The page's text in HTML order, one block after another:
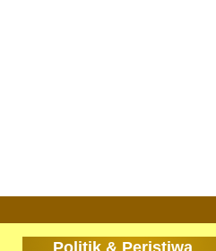
Politik & Peristiwa